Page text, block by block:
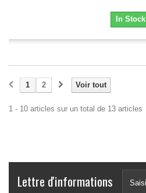
In Stock
Voir tout
1 2
1 - 10 articles sur un total de 13 articles
Lettre d'informations